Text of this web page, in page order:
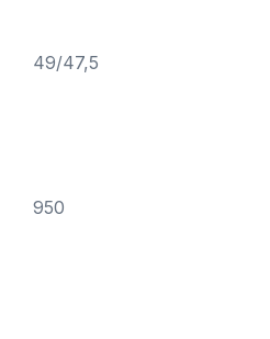
49/47,5
950